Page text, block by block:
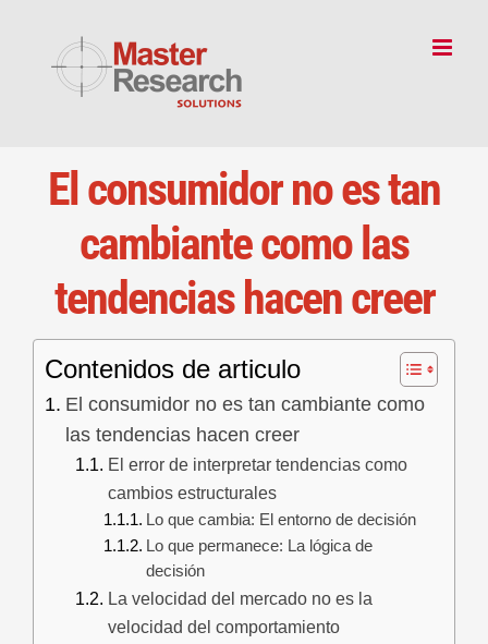
content
El consumidor no es tan
cambiante como las
tendencias hacen creer
Contenidos de articulo
El consumidor no es tan cambiante como
las tendencias hacen creer
El error de interpretar tendencias como
cambios estructurales
Lo que cambia: El entorno de decisión
Lo que permanece: La lógica de
decisión
La velocidad del mercado no es la
velocidad del comportamiento